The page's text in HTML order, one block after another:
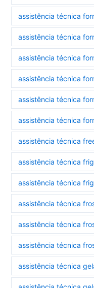
assistência técnica
assistência técnica
assistência técnica
assistência técnica
assistência técnica
assistência técnica
assistência técnica
assistência técnica
assistência técnica
assistência técnica
assistência técnica
assistência técnica
assistência técnica